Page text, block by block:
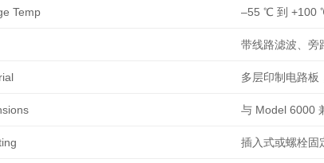
Temp –55 ℃ 到 +100
带线路滤波、旁
多层印制电路板
与 Model 6000
插入式或螺栓固